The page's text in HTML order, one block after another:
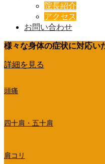
院長紹介
アクセス
お問い合わせ
様々な身体の症状に対応い
詳細を見る
頭痛
四十肩・五十肩
肩コリ